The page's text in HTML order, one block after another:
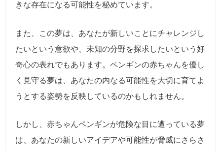
きな存在になる可能性を秘めています。
また、この夢は、あなたが新しいことにチャレンジし
たいという意欲や、未知の分野を探求したいという好
奇心の表れでもあります。ペンギンの赤ちゃんを優し
く見守る夢は、あなたの内なる可能性を大切に育てよ
うとする姿勢を反映しているのかもしれません。
しかし、赤ちゃんペンギンが危険な目に遭っている夢
は、あなたの新しいアイデアや可能性が脅威にさらさ